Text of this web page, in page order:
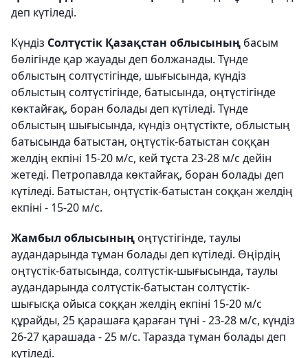
деп күтіледі.
Күндіз Солтүстік Қазақстан облысының басым
бөлігінде қар жауады деп болжанады. Түнде
облыстың солтүстігінде, шығысында, күндіз
облыстың солтүстігінде, батысында, оңтүстігінде
көктайғақ, боран болады деп күтіледі. Түнде
облыстың шығысында, күндіз оңтүстікте, облыстың
батысында батыстан, оңтүстік-батыстан соққан
желдің екпіні 15-20 м/с, кей тұста 23-28 м/с дейін
жетеді. Петропавлда көктайғақ, боран болады деп
күтіледі. Батыстан, оңтүстік-батыстан соққан желдің
екпіні - 15-20 м/с.
Жамбыл облысыныңоңтүстігінде, таулы
аудандарында тұман болады деп күтіледі. Өңірдің
оңтүстік-батысында, солтүстік-шығысында, таулы
аудандарында солтүстік-батыстан солтүстік-
шығысқа ойыса соққан желдің екпіні 15-20 м/с
құрайды, 25 қарашаға қараған түні - 23-28 м/с, күндіз
26-27 қарашада - 25 м/с. Таразда тұман болады деп
күтіледі.